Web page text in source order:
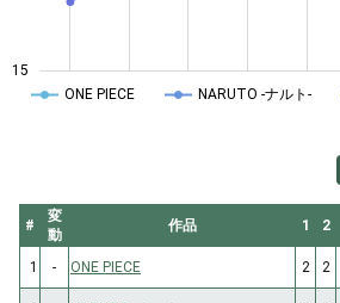
15
ONE PIECE NARUTO -ナルト-
#
変
動
作品 1 2
1 - ONE PIECE 2 2